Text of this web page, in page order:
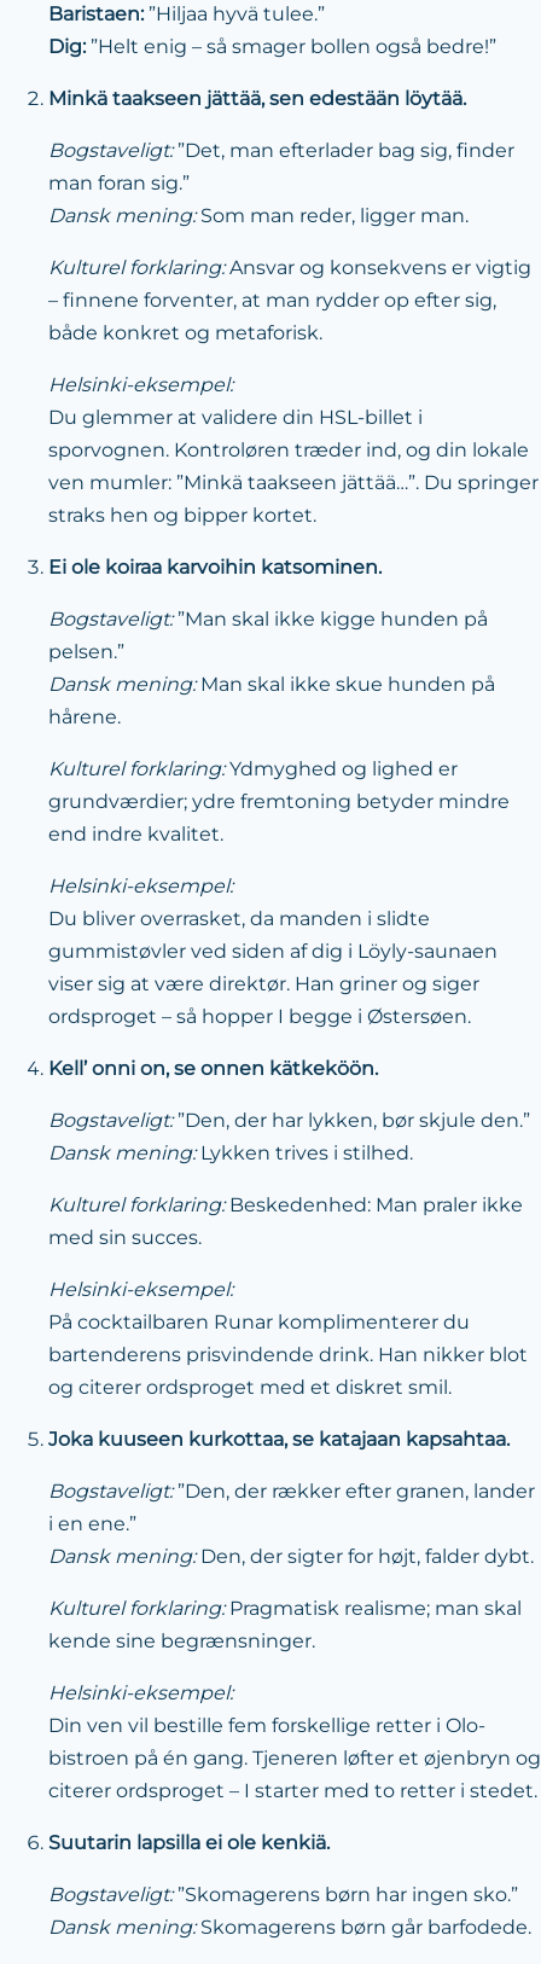
Baristaen:”Hiljaa hyvä tulee.”
Dig:”Helt enig – så smager bollen også bedre!”
Minkä taakseen jättää, sen edestään löytää.
Bogstaveligt:”Det, man efterlader bag sig, finder
man foran sig.”
Dansk mening:Som man reder, ligger man.
Kulturel forklaring:Ansvar og konsekvens er vigtig
– finnene forventer, at man rydder op efter sig,
både konkret og metaforisk.
Helsinki-eksempel:
Du glemmer at validere din HSL-billet i
sporvognen. Kontroløren træder ind, og din lokale
ven mumler: ”Minkä taakseen jättää…”. Du springer
straks hen og bipper kortet.
Ei ole koiraa karvoihin katsominen.
Bogstaveligt:”Man skal ikke kigge hunden på
pelsen.”
Dansk mening:Man skal ikke skue hunden på
hårene.
Kulturel forklaring:Ydmyghed og lighed er
grundværdier; ydre fremtoning betyder mindre
end indre kvalitet.
Helsinki-eksempel:
Du bliver overrasket, da manden i slidte
gummistøvler ved siden af dig i Löyly-saunaen
viser sig at være direktør. Han griner og siger
ordsproget – så hopper I begge i Østersøen.
Kell’ onni on, se onnen kätkeköön.
Bogstaveligt:”Den, der har lykken, bør skjule den.”
Dansk mening:Lykken trives i stilhed.
Kulturel forklaring:Beskedenhed: Man praler ikke
med sin succes.
Helsinki-eksempel:
På cocktailbaren Runar komplimenterer du
bartenderens prisvindende drink. Han nikker blot
og citerer ordsproget med et diskret smil.
Joka kuuseen kurkottaa, se katajaan kapsahtaa.
Bogstaveligt:”Den, der rækker efter granen, lander
i en ene.”
Dansk mening:Den, der sigter for højt, falder dybt.
Kulturel forklaring:Pragmatisk realisme; man skal
kende sine begrænsninger.
Helsinki-eksempel:
Din ven vil bestille fem forskellige retter i Olo-
bistroen på én gang. Tjeneren løfter et øjenbryn og
citerer ordsproget – I starter med to retter i stedet.
Suutarin lapsilla ei ole kenkiä.
Bogstaveligt:”Skomagerens børn har ingen sko.”
Dansk mening:Skomagerens børn går barfodede.